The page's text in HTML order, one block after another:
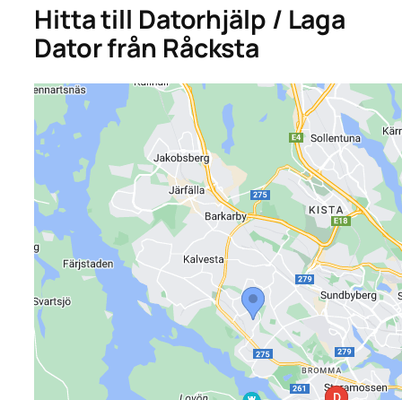
Hitta till Datorhjälp / Laga
Dator från Råcksta